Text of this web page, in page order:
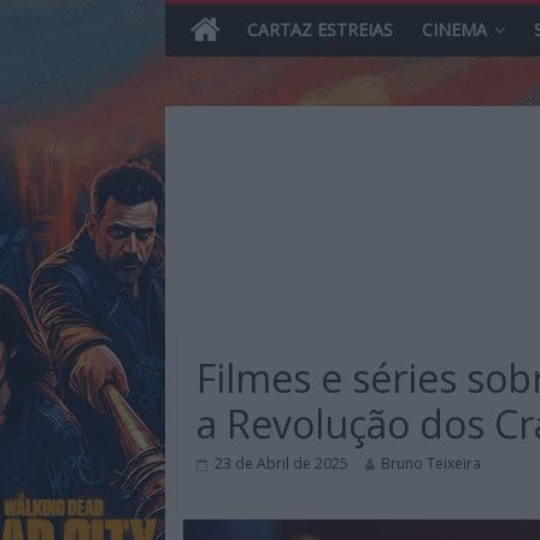
to
content
Reviews
sobre
CARTAZ ESTREIAS CINEMA
Filmes e séries
a Revolução dos
23 de Abril de 2025 Bruno Teixeira